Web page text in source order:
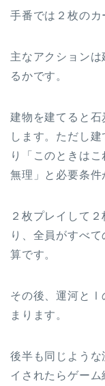
手番では２枚のカ
主なアクション
るかです。
建物を建てると
します。ただし
り「このときは
無理」と必要条件
２枚プレイして
り、全員がすべ
算です。
その後、運河とⅠ
まります。
後半も同じよう
イされたらゲー